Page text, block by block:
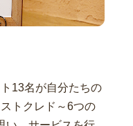
13名が自分たちの
トクレド～6つの